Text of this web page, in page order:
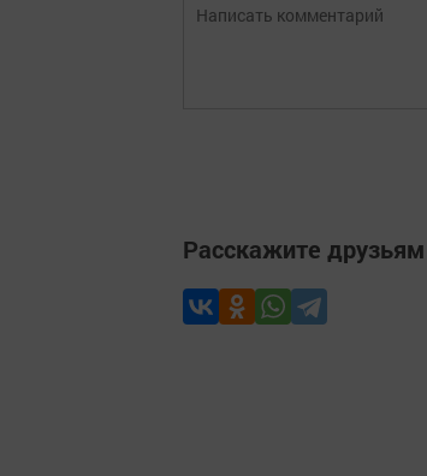
Расскажите друзьям